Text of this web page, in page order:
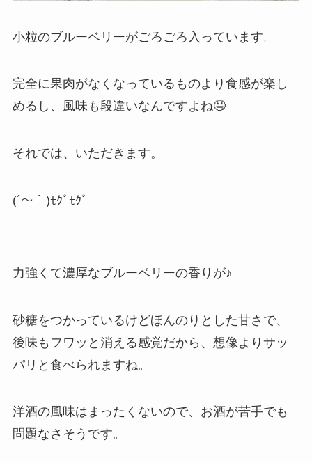
小粒のブルーベリーがごろごろ入っています。
完全に果肉がなくなっているものより食感が楽し
めるし、風味も段違いなんですよね🤤
それでは、いただきます。
(´～｀)ﾓｸﾞﾓｸﾞ
力強くて濃厚なブルーベリーの香りが♪
砂糖をつかっているけどほんのりとした甘さで、
後味もフワッと消える感覚だから、想像よりサッ
パリと食べられますね。
洋酒の風味はまったくないので、お酒が苦手でも
問題なさそうです。